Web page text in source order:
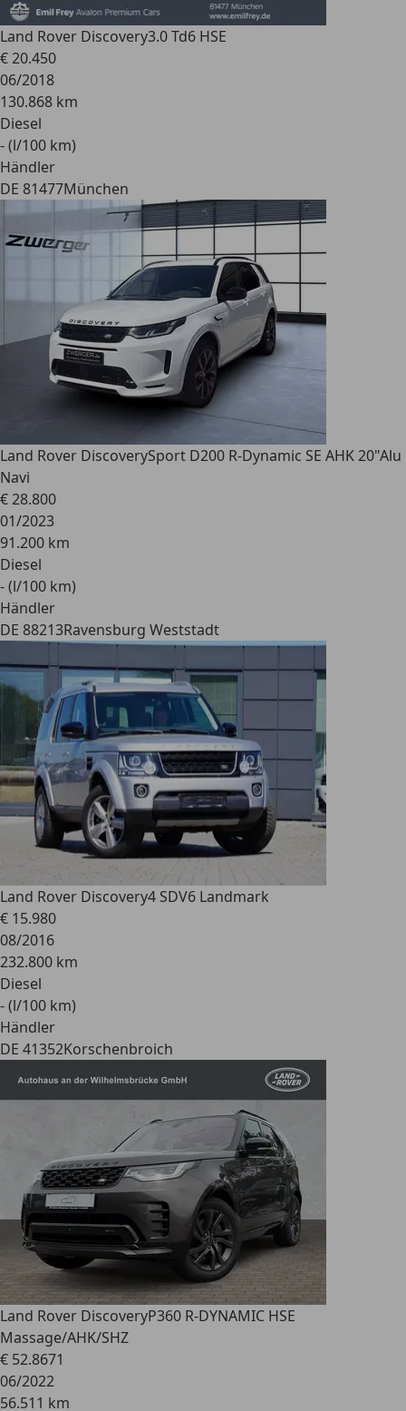
Land Rover Discovery3.0 Td6 HSE
€ 20.450
06/2018
130.868 km
Diesel
- (l/100 km)
Händler
DE 81477München
Land Rover DiscoverySport D200 R-Dynamic SE AHK 20"Alu
Navi
€ 28.800
01/2023
91.200 km
Diesel
- (l/100 km)
Händler
DE 88213Ravensburg Weststadt
Land Rover Discovery4 SDV6 Landmark
€ 15.980
08/2016
232.800 km
Diesel
- (l/100 km)
Händler
DE 41352Korschenbroich
Land Rover DiscoveryP360 R-DYNAMIC HSE
Massage/AHK/SHZ
€ 52.8671
06/2022
56.511 km